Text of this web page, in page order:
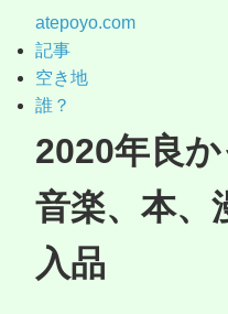
atepoyo.com
記事
空き地
誰？
2020年良か
音楽、本、
入品